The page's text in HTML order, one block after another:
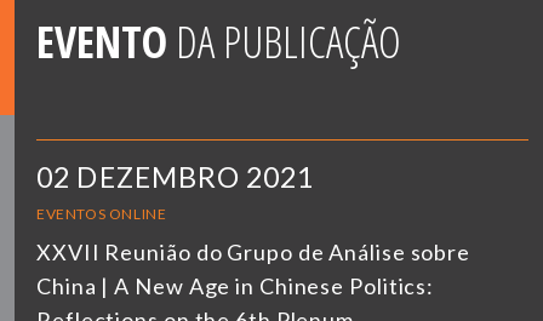
EVENTO DA PUBLICAÇÃO
02 DEZEMBRO 2021
EVENTOS ONLINE
XXVII Reunião do Grupo de Análise sobre
China | A New Age in Chinese Politics: